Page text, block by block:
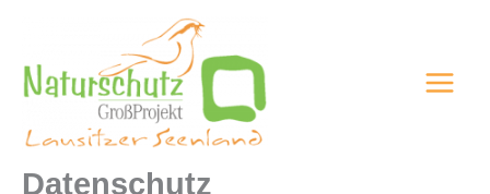
springen
Datenschutz